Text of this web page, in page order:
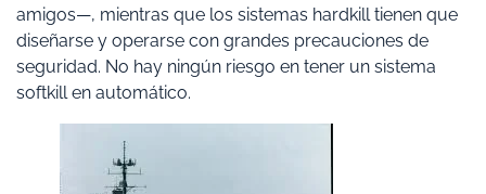
amigos—, mientras que los sistemas hardkill tienen que
diseñarse y operarse con grandes precauciones de
seguridad. No hay ningún riesgo en tener un sistema
softkill en automático.